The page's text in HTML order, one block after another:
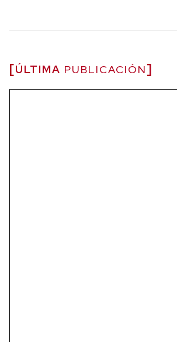
ÚLTIMA PUBLICACIÓN